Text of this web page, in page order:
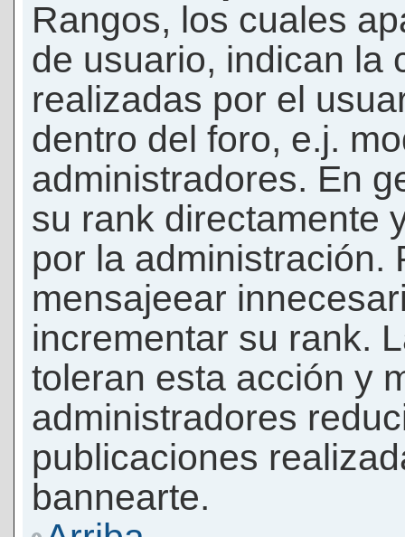
Rangos, los cuales
de usuario, indican la
realizadas por el
dentro del foro, e.j.
administradores. En
su rank directamente
por la administración.
mensajeear
incrementar su rank.
toleran esta acción y
administradores
publicaciones
bannearte.